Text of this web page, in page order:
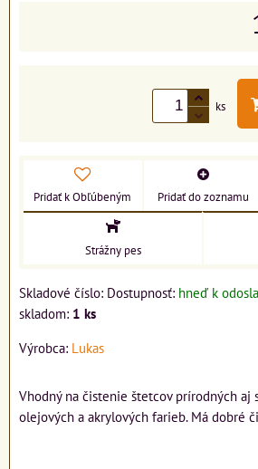
ks
Pridať k Obľúbeným Pridať do zoznamu
Strážny pes
Skladové číslo: Dostupnosť: hneď k
skladom: 1 ks
Výrobca: Lukas
Vhodný na čistenie štetcov prírodných aj
olejových a akrylových farieb. Má dobré